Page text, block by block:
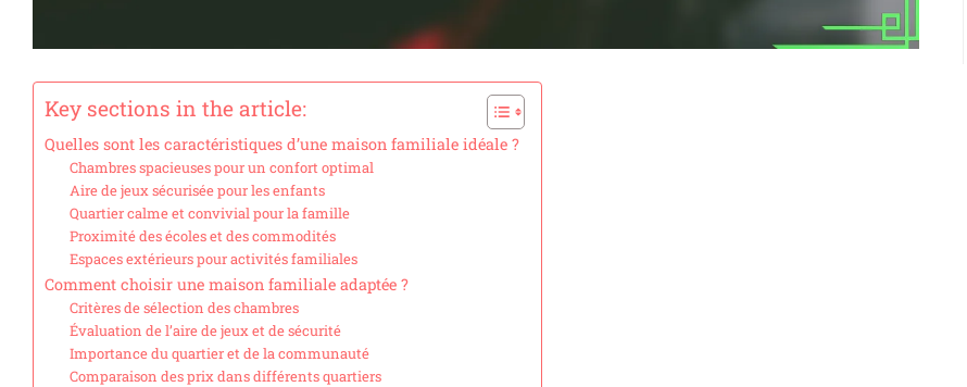
Key sections in the article:
Quelles sont les caractéristiques d’une maison familiale idéale ?
Chambres spacieuses pour un confort optimal
Aire de jeux sécurisée pour les enfants
Quartier calme et convivial pour la famille
Proximité des écoles et des commodités
Espaces extérieurs pour activités familiales
Comment choisir une maison familiale adaptée ?
Critères de sélection des chambres
Évaluation de l’aire de jeux et de sécurité
Importance du quartier et de la communauté
Comparaison des prix dans différents quartiers